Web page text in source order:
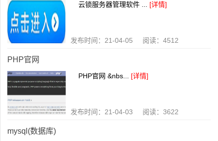
云锁服务器管理软件 ... [详情]
发布时间：21-04-05 阅读：4512
PHP官网
PHP官网 &nbs... [详情]
发布时间：21-04-03 阅读：3622
mysql(数据库)